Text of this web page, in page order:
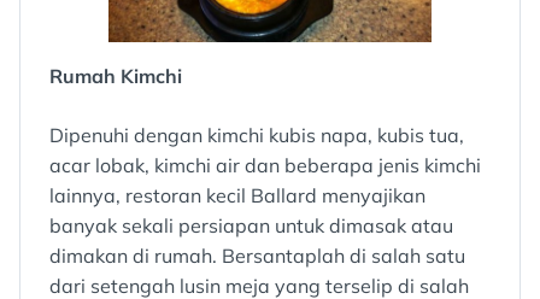
Rumah Kimchi
Dipenuhi dengan kimchi kubis napa, kubis tua,
acar lobak, kimchi air dan beberapa jenis kimchi
lainnya, restoran kecil Ballard menyajikan
banyak sekali persiapan untuk dimasak atau
dimakan di rumah. Bersantaplah di salah satu
dari setengah lusin meja yang terselip di salah